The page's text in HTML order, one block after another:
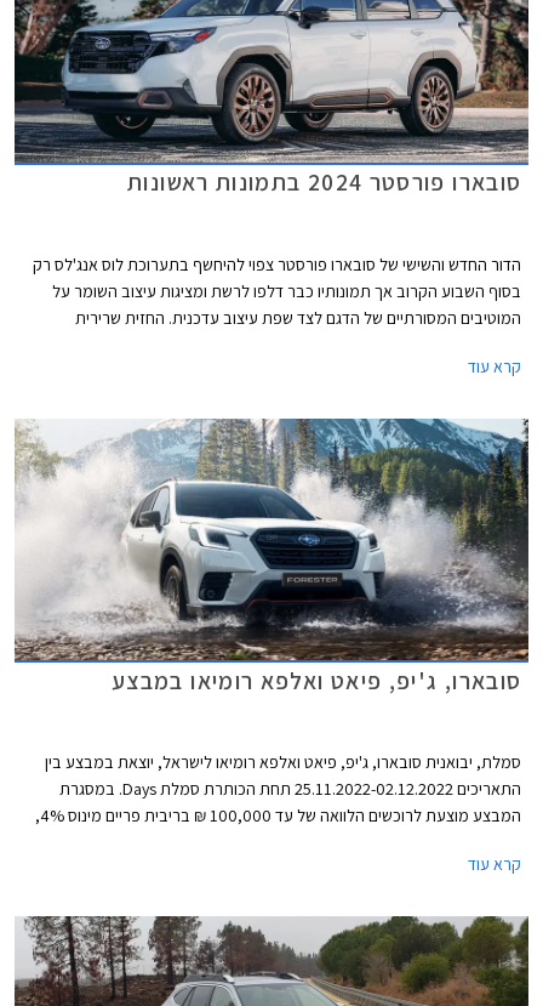
סובארו פורסטר 2024 בתמונות ראשונות
הדור החדש והשישי של סובארו פורסטר צפוי להיחשף בתערוכת לוס אנג'לס רק
בסוף השבוע הקרוב אך תמונותיו כבר דלפו לרשת ומציגות עיצוב השומר על
המוטיבים המסורתיים של הדגם לצד שפת עיצוב עדכנית. החזית שרירית
הנראות כאילו הן מפוצלות. הפגוש מציג עיצוב נקי יחסית עם עיטור דמוי מגלש
קרא עוד
סובארו, ג'יפ, פיאט ואלפא רומיאו במבצע
סמלת, יבואנית סובארו, ג'יפ, פיאט ואלפא רומיאו לישראל, יוצאת במבצע בין
התאריכים 25.11.2022-02.12.2022 תחת הכותרת סמלת Days. במסגרת
המבצע מוצעת לרוכשים הלוואה של עד 100,000 ₪ בריבית פריים מינוס 4%,
וכוללים עמלת הקמה בסך 1.5% ממחיר הרכב ודמי משכון ושעבוד בסך 350 ₪,
שניהם בצירוף מע"מ.
קרא עוד